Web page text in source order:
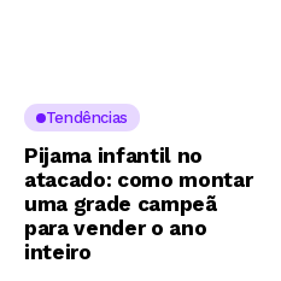
Tendências
Pijama infantil no
atacado: como montar
uma grade campeã
para vender o ano
inteiro